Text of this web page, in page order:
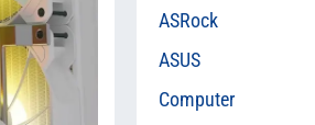
ASRock
ASUS
Computer